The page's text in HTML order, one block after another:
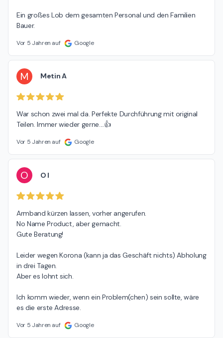
Ein großes Lob dem gesamten Personal und den Familien
Bauer.
Vor 5 Jahren auf Google
M Metin A
War schon zwei mal da. Perfekte Durchführung mit original
Teilen. Immer wieder gerne....👍
Vor 5 Jahren auf Google
O O l
Armband kürzen lassen, vorher angerufen.
No Name Product, aber gemacht.
Gute Beratung!
Leider wegen Korona (kann ja das Geschäft nichts) Abholung
in drei Tagen.
Aber es lohnt sich.
Ich komm wieder, wenn ein Problem(chen) sein sollte, wäre
es die erste Adresse.
Vor 5 Jahren auf Google